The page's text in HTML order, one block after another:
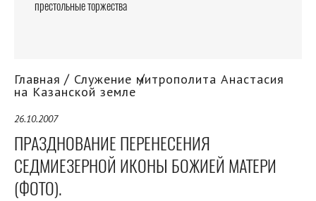
престольные торжества
Главная Служение митрополита Анастасия
на Казанской земле
26.10.2007
ПРАЗДНОВАНИЕ ПЕРЕНЕСЕНИЯ
СЕДМИЕЗЕРНОЙ ИКОНЫ БОЖИЕЙ МАТЕРИ
(ФОТО).